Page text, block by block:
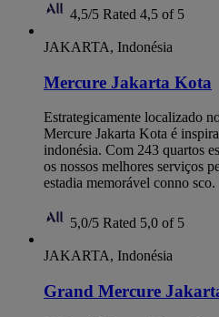
4,5/5 Rated 4,5 of 5
JAKARTA, Indonésia
Mercure Jakarta Kota
Estrategicamente localizado
Mercure Jakarta Kota é
indonésia. Com 243 quartos
os nossos melhores serviços
estadia memorável conno sco.
5,0/5 Rated 5,0 of 5
JAKARTA, Indonésia
Grand Mercure